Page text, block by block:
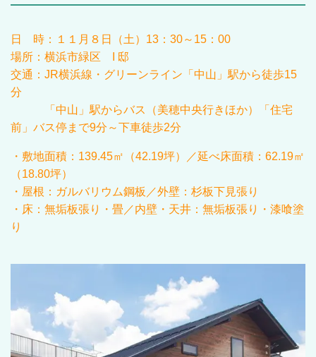
日 時： １１ 月 ８ 日（土） 13 ： 30～ 15 ： 00
場所：横浜市緑区 I 邸
交通：JR横浜線・グリーンライン「中山」駅から徒歩15
分
「中山」駅からバス（美穂中央行きほか）「住宅
前」バス停まで9分～下車徒歩2分
・敷地面積： 139.45㎡（42.19坪）／延べ床面積： 62.19㎡
（18.80坪）
・屋根：ガルバリウム鋼板／外壁：杉板下見張り
・床：無垢板張り・畳／内壁・天井：無垢板張り・漆喰塗
り